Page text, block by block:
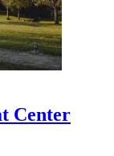
Center